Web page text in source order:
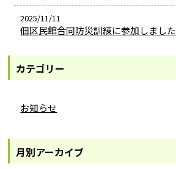
2025/11/11
佃区民館合同防災訓練に参加しました
カテゴリー
お知らせ
月別アーカイブ